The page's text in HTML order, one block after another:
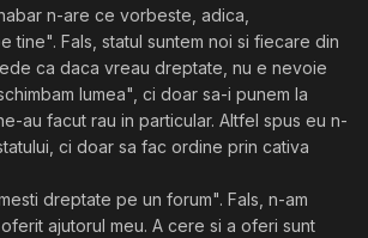
n-are ce vorbeste, adica,
tine". Fals, statul suntem noi si fiecare din
ca daca vreau dreptate, nu e nevoie
lumea", ci doar sa-i punem la
au facut rau in particular. Altfel spus eu n-
ci doar sa fac ordine prin cativa
dreptate pe un forum". Fals, n-am
ajutorul meu. A cere si a oferi sunt